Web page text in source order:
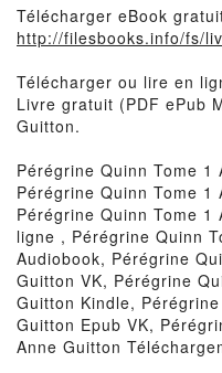
Télécharger eBook
http://filesbooks.info/fs/
Télécharger ou lire en
Livre gratuit (PDF ePub
Guitton.
Pérégrine Quinn Tome 1
Pérégrine Quinn Tome 1
Pérégrine Quinn Tome 1
ligne , Pérégrine Quinn
Audiobook, Pérégrine
Guitton VK, Pérégrine
Guitton Kindle,
Guitton Epub VK,
Anne Guitton